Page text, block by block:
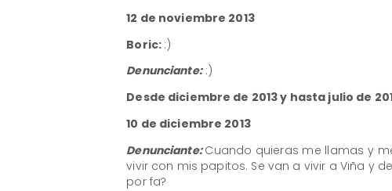
12 de noviembre 2013
Boric: :)
Denunciante::)
​Desde diciembre de 2013 y hasta julio de
10 de diciembre 2013
Denunciante:Cuando quieras me llamas y
vivir con mis papitos. Se van a vivir a Viña y
por fa?